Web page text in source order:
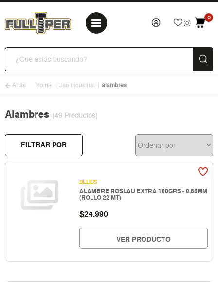
(0)
0
Atrás Home Uso industrial alambres
Alambres (49 Productos)
FILTRAR POR
DELIUS
ALAMBRE ROSLAU EXTRA 100GRS - 0,85MM
(ROLLO 22 MT)
$24.990
VER PRODUCTO